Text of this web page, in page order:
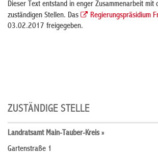
Dieser Text entstand in enger Zusammenarbeit mit
zuständigen Stellen. Das
Regierungspräsidium
03.02.2017 freigegeben.
ZUSTÄNDIGE STELLE
Landratsamt Main-Tauber-Kreis »
Gartenstraße 1